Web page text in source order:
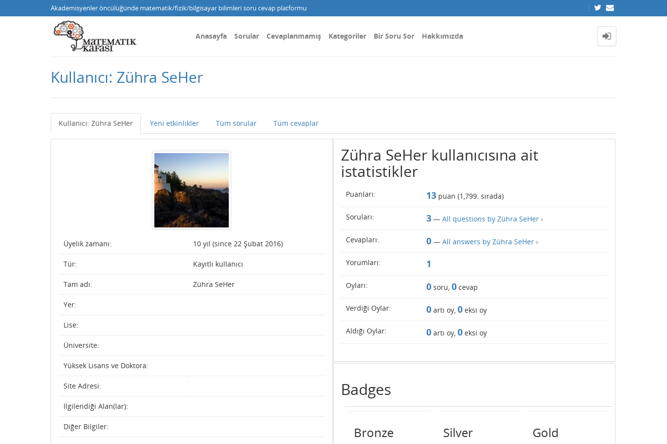
Akademisyenler öncülüğünde matematik/fizik/bilgisayar bilimleri soru cevap platformu
Anasayfa Sorular Cevaplanmamış Kategoriler Bir Soru Sor Hakkımızda
Kullanıcı: Zühra SeHer
Kullanıcı: Zühra SeHer Yeni etkinlikler Tüm sorular Tüm cevaplar
Üyelik zamanı: 10 yıl (since 22 Şubat 2016)
Tür: Kayıtlı kullanıcı
Tam adı: Zühra SeHer
Yer:
Lise:
Üniversite:
Yüksek Lisans ve Doktora:
Site Adresi:
İlgilendiği Alan(lar):
Diğer Bilgiler:
Zühra SeHer kullanıcısına ait
istatistikler
Puanları: 13puan (1,799. sırada)
Soruları: 3— All questions by Zühra SeHer ›
Cevapları: 0— All answers by Zühra SeHer ›
Yorumları: 1
Oyları: 0soru, 0cevap
Verdiği Oylar: 0artı oy, 0eksi oy
Aldığı Oylar: 0artı oy, 0eksi oy
Badges
Bronze Silver Gold